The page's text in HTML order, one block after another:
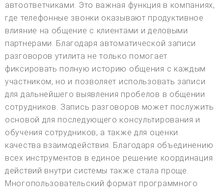
автоответчиками. Это важная функция в компаниях,
где телефонные звонки оказывают продуктивное
влияние на общение с клиентами и деловыми
партнерами. Благодаря автоматической записи
разговоров утилита не только помогает
фиксировать полную историю общения с каждым
участником, но и позволяет использовать записи
для дальнейшего выявления пробелов в общении
сотрудников. Запись разговоров может послужить
основой для последующего консультирования и
обучения сотрудников, а также для оценки
качества взаимодействия. Благодаря объединению
всех инструментов в единое решение координация
действий внутри системы также стала проще.
Многопользовательский формат программного